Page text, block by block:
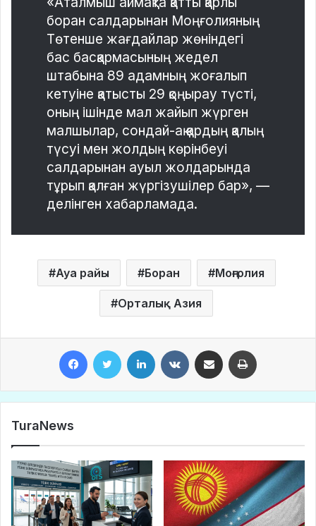
боран салдарынан Моңғолияның
Төтенше жағдайлар жөніндегі
бас басқармасының жедел
штабына 89 адамның жоғалып
кетуіне қатысты 29 қоңырау түсті,
оның ішінде мал жайып жүрген
малшылар, сондай-ақ қардың қалың
түсуі мен жолдың көрінбеуі
салдарынан ауыл жолдарында
тұрып қалған жүргізушілер бар», —
делінген хабарламада.
Ауа райы Боран Моңғолия
Орталық Азия
TuraNews